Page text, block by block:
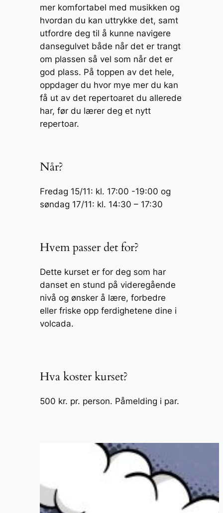
mer komfortabel med musikken og
hvordan du kan uttrykke det, samt
utfordre deg til å kunne navigere
dansegulvet både når det er trangt
om plassen så vel som når det er
god plass. På toppen av det hele,
oppdager du hvor mye mer du kan
få ut av det repertoaret du allerede
har, før du lærer deg et nytt
repertoar.
Når?
Fredag 15/11: kl. 17:00 -19:00 og
søndag 17/11: kl. 14:30 – 17:30
Hvem passer det for?
Dette kurset er for deg som har
danset en stund på videregående
nivå og ønsker å lære, forbedre
eller friske opp ferdighetene dine i
volcada.
Hva koster kurset?
500 kr. pr. person. Påmelding i par.